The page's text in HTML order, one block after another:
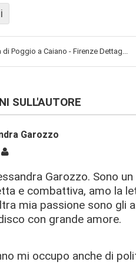
di Poggio a Caiano - Firenze Dettag...
SULL'AUTORE
Garozzo
Garozzo. Sono
e combattiva, amo la
mia passione sono gli
con grande amore.
mi occupo anche di